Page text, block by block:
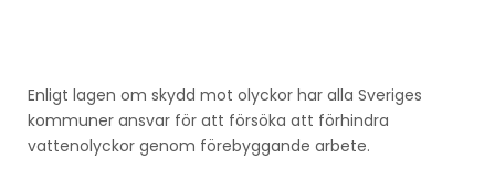
Enligt lagen om skydd mot olyckor har alla Sveriges
kommuner ansvar för att försöka att förhindra
vattenolyckor genom förebyggande arbete.